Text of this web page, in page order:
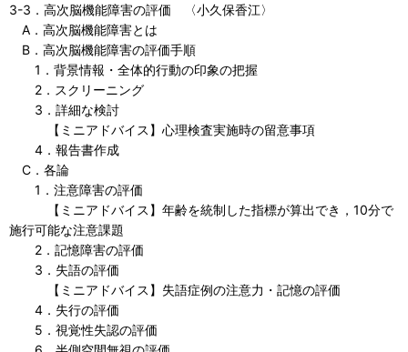
3-3．高次脳機能障害の評価 〈小久保香江〉
A．高次脳機能障害とは
B．高次脳機能障害の評価手順
1．背景情報・全体的行動の印象の把握
2．スクリーニング
3．詳細な検討
【ミニアドバイス】心理検査実施時の留意事項
4．報告書作成
C．各論
1．注意障害の評価
【ミニアドバイス】年齢を統制した指標が算出でき，10分で
施行可能な注意課題
2．記憶障害の評価
3．失語の評価
【ミニアドバイス】失語症例の注意力・記憶の評価
4．失行の評価
5．視覚性失認の評価